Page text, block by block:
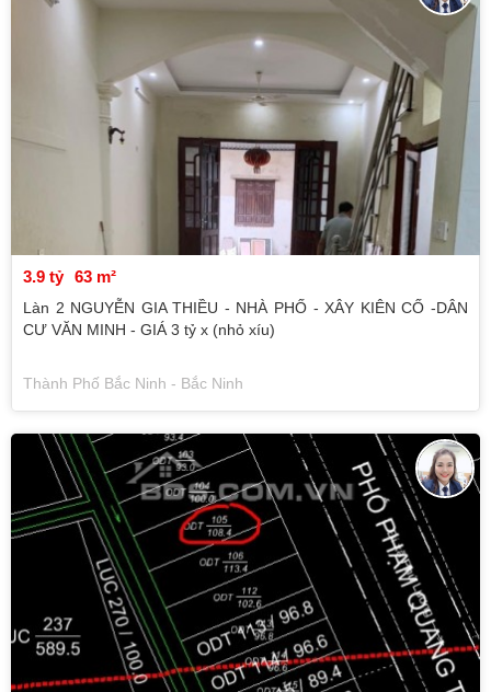
3.9 tỷ 63 m²
Làn 2 NGUYỄN GIA THIỀU - NHÀ PHỐ - XÂY KIÊN CỐ -DÂN
CƯ VĂN MINH - GIÁ 3 tỷ x (nhỏ xíu)
Thành Phố Bắc Ninh - Bắc Ninh